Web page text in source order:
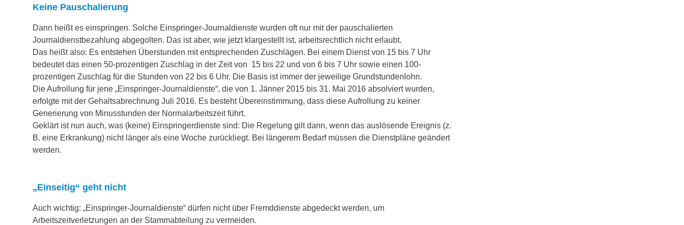
Keine Pauschalierung
Dann heißt es einspringen. Solche Einspringer-Journaldienste wurden oft nur mit der pauschalierten
Journaldienstbezahlung abgegolten. Das ist aber, wie jetzt klargestellt ist, arbeitsrechtlich nicht erlaubt.
Das heißt also: Es entstehen Überstunden mit entsprechenden Zuschlägen. Bei einem Dienst von 15 bis 7 Uhr
bedeutet das einen 50-prozentigen Zuschlag in der Zeit von 15 bis 22 und von 6 bis 7 Uhr sowie einen 100-
prozentigen Zuschlag für die Stunden von 22 bis 6 Uhr. Die Basis ist immer der jeweilige Grundstundenlohn.
Die Aufrollung für jene „Einspringer-Journaldienste“, die von 1. Jänner 2015 bis 31. Mai 2016 absolviert wurden,
erfolgte mit der Gehaltsabrechnung Juli 2016. Es besteht Übereinstimmung, dass diese Aufrollung zu keiner
Generierung von Minusstunden der Normalarbeitszeit führt.
Geklärt ist nun auch, was (keine) Einspringerdienste sind: Die Regelung gilt dann, wenn das auslösende Ereignis (z.
B. eine Erkrankung) nicht länger als eine Woche zurückliegt. Bei längerem Bedarf müssen die Dienstpläne geändert
werden.
„Einseitig“ geht nicht
Auch wichtig: „Einspringer-Journaldienste“ dürfen nicht über Fremddienste abgedeckt werden, um
Arbeitszeitverletzungen an der Stammabteilung zu vermeiden.